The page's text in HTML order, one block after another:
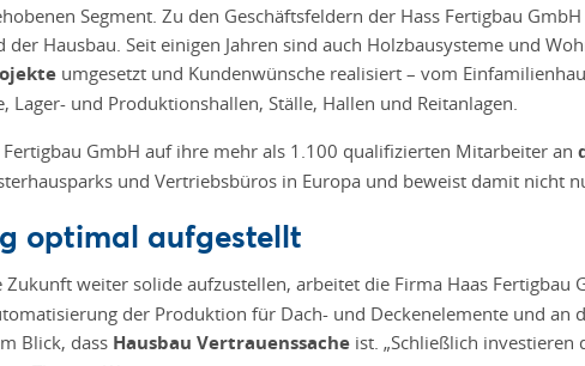
Segment. Zu den Geschäftsfeldern der Hass Fertigbau
der Hausbau. Seit einigen Jahren sind auch Holzbausysteme und
umgesetzt und Kundenwünsche realisiert – vom
Lager- und Produktionshallen, Ställe, Hallen und Reitanlagen.
Fertigbau GmbH auf ihre mehr als 1.100 qualifizierten Mitarbeiter an
und Vertriebsbüros in Europa und beweist damit nicht
optimal aufgestellt
Zukunft weiter solide aufzustellen, arbeitet die Firma Haas Fertigbau
der Produktion für Dach- und Deckenelemente und an
Blick, dass Hausbau Vertrauenssache ist. „Schließlich